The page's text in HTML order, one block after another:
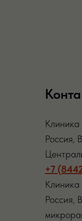
Россия,
+7
Россия,